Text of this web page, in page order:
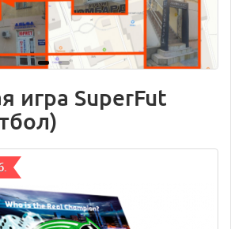
игра SuperFut